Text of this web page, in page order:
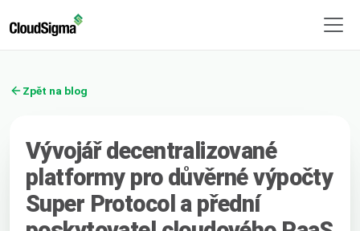
Zpět na blog
Vývojář decentralizované
platformy pro důvěrné výpočty
Super Protocol a přední